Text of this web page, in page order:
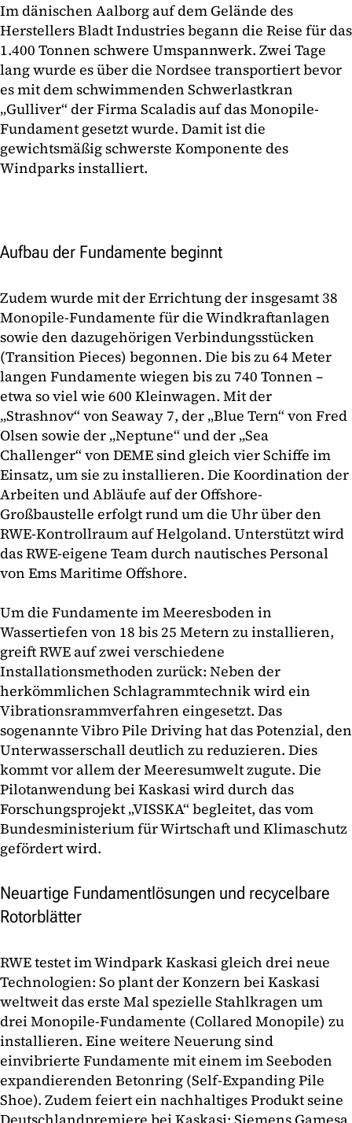
Im dänischen Aalborg auf dem Gelände des
Herstellers Bladt Industries begann die Reise für das
1.400 Tonnen schwere Umspannwerk. Zwei Tage
lang wurde es über die Nordsee transportiert bevor
es mit dem schwimmenden Schwerlastkran
„Gulliver“ der Firma Scaladis auf das Monopile-
Fundament gesetzt wurde. Damit ist die
gewichtsmäßig schwerste Komponente des
Windparks installiert.
Aufbau der Fundamente beginnt
Zudem wurde mit der Errichtung der insgesamt 38
Monopile-Fundamente für die Windkraftanlagen
sowie den dazugehörigen Verbindungsstücken
(Transition Pieces) begonnen. Die bis zu 64 Meter
langen Fundamente wiegen bis zu 740 Tonnen –
etwa so viel wie 600 Kleinwagen. Mit der
„Strashnov“ von Seaway 7, der „Blue Tern“ von Fred
Olsen sowie der „Neptune“ und der „Sea
Challenger“ von DEME sind gleich vier Schiffe im
Einsatz, um sie zu installieren. Die Koordination der
Arbeiten und Abläufe auf der Offshore-
Großbaustelle erfolgt rund um die Uhr über den
RWE-Kontrollraum auf Helgoland. Unterstützt wird
das RWE-eigene Team durch nautisches Personal
von Ems Maritime Offshore.
Um die Fundamente im Meeresboden in
Wassertiefen von 18 bis 25 Metern zu installieren,
greift RWE auf zwei verschiedene
Installationsmethoden zurück: Neben der
herkömmlichen Schlagrammtechnik wird ein
Vibrationsrammverfahren eingesetzt. Das
sogenannte Vibro Pile Driving hat das Potenzial, den
Unterwasserschall deutlich zu reduzieren. Dies
kommt vor allem der Meeresumwelt zugute. Die
Pilotanwendung bei Kaskasi wird durch das
Forschungsprojekt „VISSKA“ begleitet, das vom
Bundesministerium für Wirtschaft und Klimaschutz
gefördert wird.
Neuartige Fundamentlösungen und recycelbare
Rotorblätter
RWE testet im Windpark Kaskasi gleich drei neue
Technologien: So plant der Konzern bei Kaskasi
weltweit das erste Mal spezielle Stahlkragen um
drei Monopile-Fundamente (Collared Monopile) zu
installieren. Eine weitere Neuerung sind
einvibrierte Fundamente mit einem im Seeboden
expandierenden Betonring (Self-Expanding Pile
Shoe). Zudem feiert ein nachhaltiges Produkt seine